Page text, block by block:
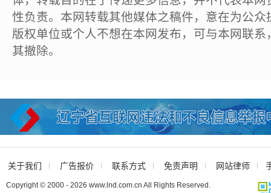
性负责。本网转载其他媒体之稿件，意在为公
版权单位或个人不想在本网发布，可与本网联
其撤除。
关于我们 广告报价 联系方式 免责声明 网站律师
Copyright © 2000 - 2026 www.lnd.com.cn All Rights Reserved.